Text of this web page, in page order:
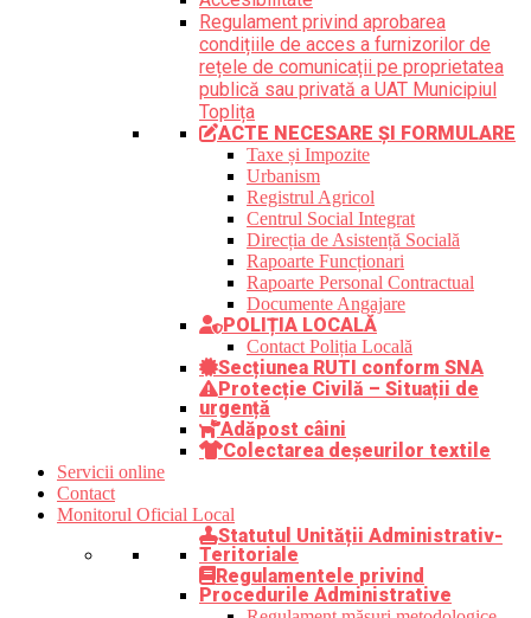
Regulament privind aprobarea
condițiile de acces a furnizorilor de
rețele de comunicații pe proprietatea
publică sau privată a UAT Municipiul
Toplița
ACTE NECESARE ȘI FORMULARE
Taxe și Impozite
Urbanism
Registrul Agricol
Centrul Social Integrat
Direcția de Asistență Socială
Rapoarte Funcționari
Rapoarte Personal Contractual
Documente Angajare
POLIȚIA LOCALĂ
Contact Poliția Locală
Secțiunea RUTI conform SNA
Protecție Civilă – Situații de
urgență
Adăpost câini
Colectarea deșeurilor textile
Servicii online
Contact
Monitorul Oficial Local
Statutul Unității Administrativ-
Teritoriale
Regulamentele privind
Procedurile Administrative